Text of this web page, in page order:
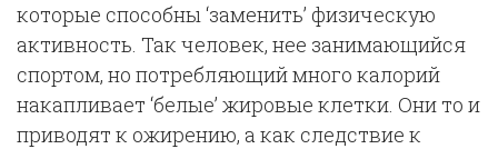
которые способны ‘заменить’ физическую
активность. Так человек, нее занимающийся
спортом, но потребляющий много калорий
накапливает ‘белые’ жировые клетки. Они то и
приводят к ожирению, а как следствие к